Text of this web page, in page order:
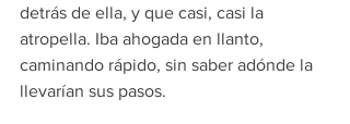
detrás de ella, y que casi, casi la
atropella. Iba ahogada en llanto,
caminando rápido, sin saber adónde la
llevarían sus pasos.